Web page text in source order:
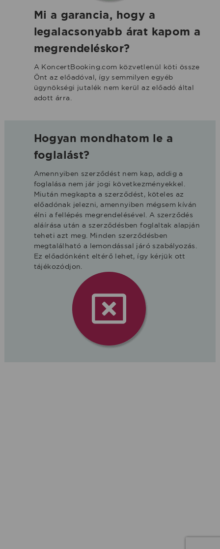
Mi a garancia, hogy a
legalacsonyabb árat kapom a
megrendeléskor?
A KoncertBooking.com közvetlenül köti össze
Önt az előadóval, így semmilyen egyéb
ügynökségi jutalék nem kerül az előadó által
adott árra.
Hogyan mondhatom le a
foglalást?
Amennyiben szerződést nem kap, addig a
foglalása nem jár jogi következményekkel.
Miután megkapta a szerződést, köteles az
előadónak jelezni, amennyiben mégsem kíván
élni a fellépés megrendelésével. A szerződés
aláírása után a szerződésben foglaltak alapján
teheti azt meg. Minden szerződésben
megtalálható a lemondással járó szabályozás.
Ez előadónként eltérő lehet, így kérjük ott
tájékozódjon.